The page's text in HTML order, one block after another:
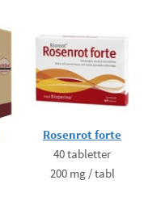
Rosenrot forte
40 tabletter
200 mg / tabl